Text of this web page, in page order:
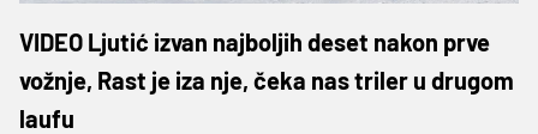
VIDEO Ljutić izvan najboljih deset nakon prve
vožnje, Rast je iza nje, čeka nas triler u drugom
laufu